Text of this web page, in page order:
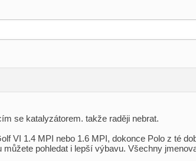
se katalyzátorem. takže raději nebrat.
VI 1.4 MPI nebo 1.6 MPI, dokonce Polo z té
pohledat i lepší výbavu. Všechny